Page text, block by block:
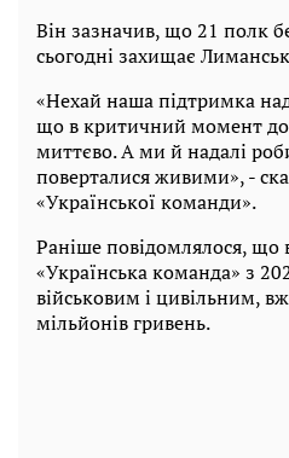
Він зазначив, що 21 полк
сьогодні захищає
«Нехай наша підтримка
що в критичний момент
миттєво. А ми й надалі
поверталися живими», -
«Української команди».
Раніше повідомлялося, що
«Українська команда» з
військовим і цивільним,
мільйонів гривень.